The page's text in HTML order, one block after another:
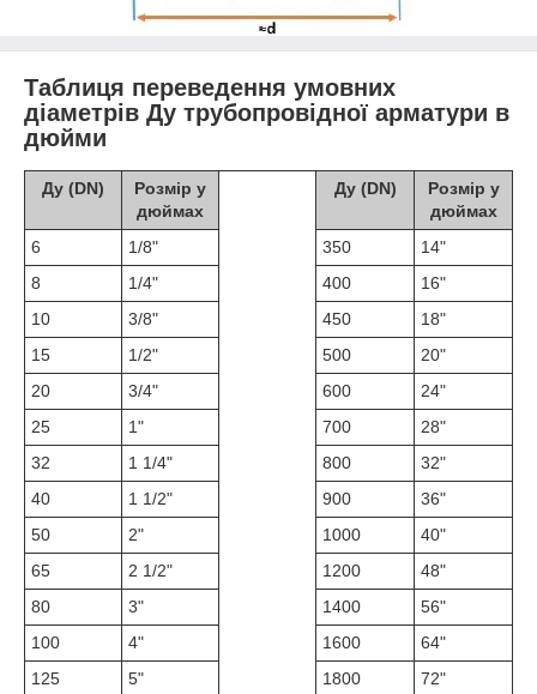
Таблиця переведення умовних
діаметрів Ду трубопровідної арматури в
дюйми
Ду (DN)
Розмір у
дюймах
Ду (DN)
Розмір у
дюймах
6
1/8" 350
14"
8
1/4" 400
16"
10
3/8" 450
18"
15
1/2" 500
20"
20
3/4" 600
24"
25
1" 700
28"
32
1 1/4" 800
32"
40
1 1/2" 900
36"
50
2" 1000
40"
65
2 1/2" 1200
48"
80
3" 1400
56"
100
4" 1600
64"
125
5" 1800
72"